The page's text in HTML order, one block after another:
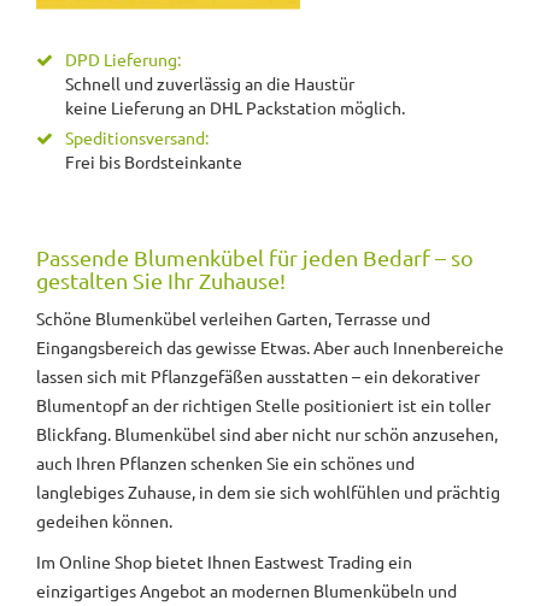
DPD Lieferung:
Schnell und zuverlässig an die Haustür
keine Lieferung an DHL Packstation möglich.
Speditionsversand:
Frei bis Bordsteinkante
Passende Blumenkübel für jeden Bedarf – so
gestalten Sie Ihr Zuhause!
Schöne Blumenkübel verleihen Garten, Terrasse und
Eingangsbereich das gewisse Etwas. Aber auch Innenbereiche
lassen sich mit Pflanzgefäßen ausstatten – ein dekorativer
Blumentopf an der richtigen Stelle positioniert ist ein toller
Blickfang. Blumenkübel sind aber nicht nur schön anzusehen,
auch Ihren Pflanzen schenken Sie ein schönes und
langlebiges Zuhause, in dem sie sich wohlfühlen und prächtig
gedeihen können.
Im Online Shop bietet Ihnen Eastwest Trading ein
einzigartiges Angebot an modernen Blumenkübeln und